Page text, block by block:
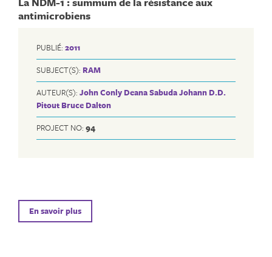
antimicrobiens
PUBLIÉ: 2011
SUBJECT(S): RAM
AUTEUR(S): John Conly Deana SabudaJohann D.D.
Pitout Bruce Dalton
PROJECT NO: 94
En savoir plus